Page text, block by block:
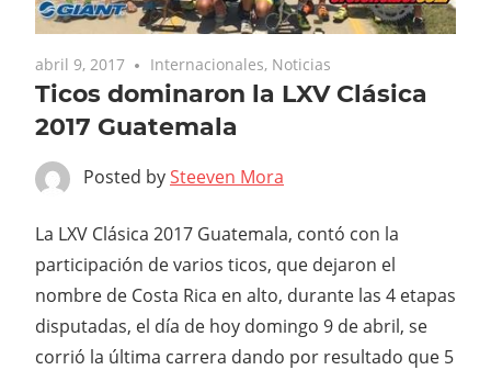
abril 9, 2017 Internacionales, Noticias
Ticos dominaron la LXV Clásica
2017 Guatemala
Posted bySteeven Mora
La LXV Clásica 2017 Guatemala, contó con la
participación de varios ticos, que dejaron el
nombre de Costa Rica en alto, durante las 4 etapas
disputadas, el día de hoy domingo 9 de abril, se
corrió la última carrera dando por resultado que 5